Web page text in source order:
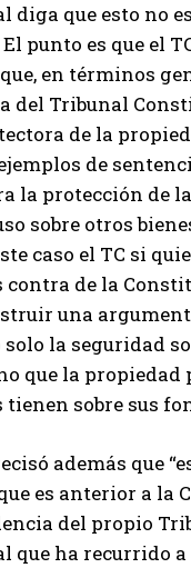
diga que esto no
punto es que el
en términos
del Tribunal
de la
de
la protección de
sobre otros
caso el TC si
contra de la
una
la seguridad
que la propiedad
sobre sus
además que
es anterior a la
del propio
que ha recurrido a